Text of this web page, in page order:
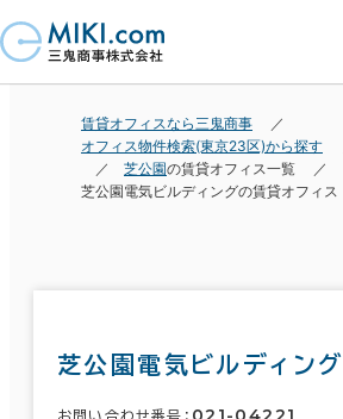
賃貸オフィスなら三鬼商事
オフィス物件検索(東京23区)から探す
芝公園の賃貸オフィス一覧
芝公園電気ビルディングの賃貸オフィス
芝公園電気ビルディング
お問い合わせ番号：